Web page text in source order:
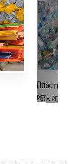
PETF,